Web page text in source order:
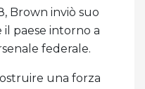
Brown inviò suo
il paese intorno a
federale.
una forza